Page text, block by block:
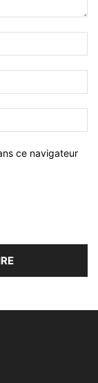
ce navigateur